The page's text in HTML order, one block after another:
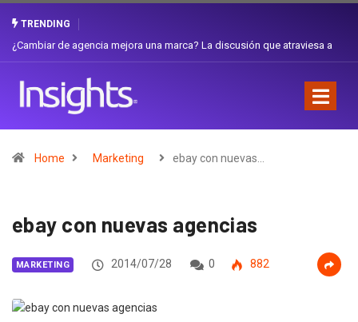
TRENDING
Gabriela Herrera y el arte de cambiarse el sombrero en Corporación
Home Marketing ebay con nuevas…
ebay con nuevas agencias
MARKETING 2014/07/28 0 882